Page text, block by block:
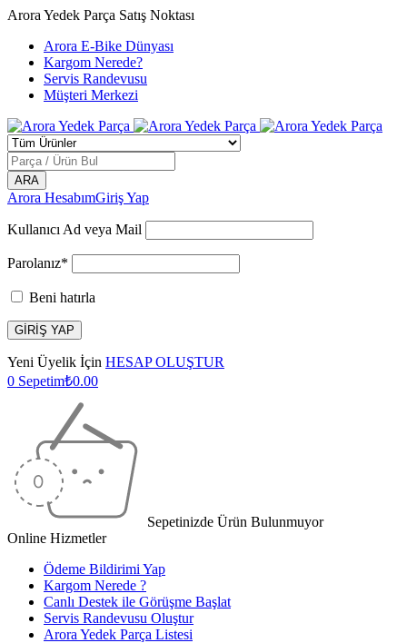
Arora Yedek Parça Satış Noktası
Arora E-Bike Dünyası
Kargom Nerede?
Servis Randevusu
Müşteri Merkezi
Arora HesabımGiriş Yap
Kullanıcı Ad veya Mail
Parolanız*
Beni hatırla
Yeni Üyelik İçin HESAP OLUŞTUR
0 Sepetim₺0.00
Sepetinizde Ürün Bulunmuyor
Online Hizmetler
Ödeme Bildirimi Yap
Kargom Nerede ?
Canlı Destek ile Görüşme Başlat
Servis Randevusu Oluştur
Arora Yedek Parça Listesi